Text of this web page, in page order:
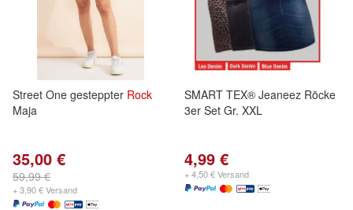
Street One gesteppter Rock
Maja
35,00 €
59,99 €
+ 3,90 € Versand
SMART TEX® Jeaneez Röcke
3er Set Gr. XXL
4,99 €
+ 4,50 € Versand